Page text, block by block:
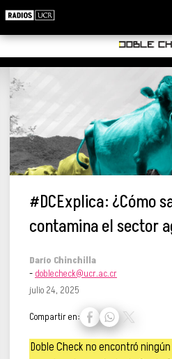
#DCExplica: ¿Cómo
contamina el sector
Darío Chinchilla
- doblecheck@ucr.ac.cr
julio 24, 2025
Compartir en:
Doble Check no encontró